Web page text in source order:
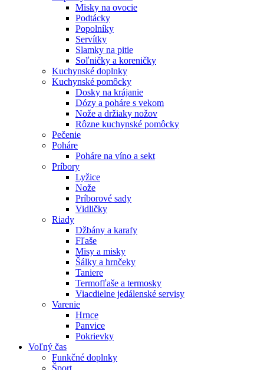
Misky na ovocie
Podtácky
Popolníky
Servítky
Slamky na pitie
Soľničky a koreničky
Kuchynské doplnky
Kuchynské pomôcky
Dosky na krájanie
Dózy a poháre s vekom
Nože a držiaky nožov
Rôzne kuchynské pomôcky
Pečenie
Poháre
Poháre na víno a sekt
Príbory
Lyžice
Nože
Príborové sady
Vidličky
Riady
Džbány a karafy
Fľaše
Misy a misky
Šálky a hrnčeky
Taniere
Termofľaše a termosky
Viacdielne jedálenské servisy
Varenie
Hrnce
Panvice
Pokrievky
Voľný čas
Funkčné doplnky
Šport